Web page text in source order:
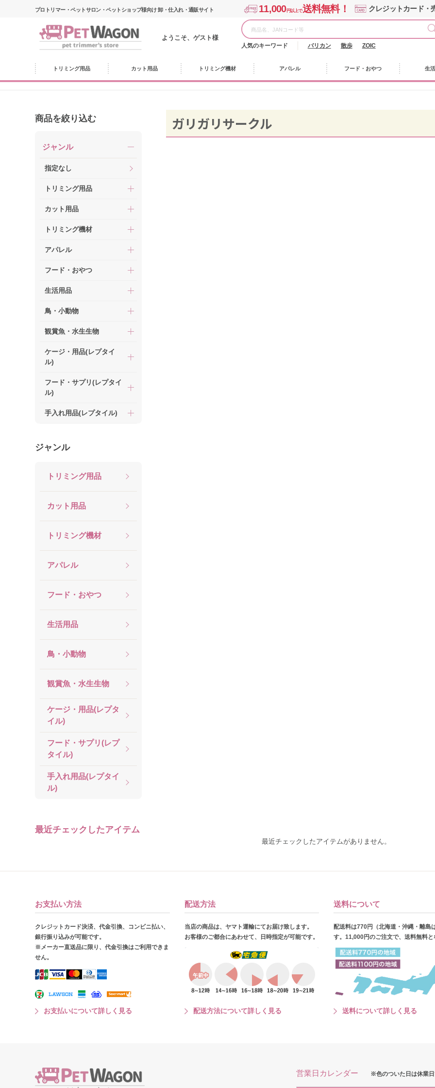
プロトリマー・ペットサロン・ペットショップ様向け 卸・仕入れ・通販サイト 11,000円以上で送料無料！ クレジットカード・
ようこそ、ゲスト様
人気のキーワード バリカン 散歩 ZOIC
トリミング用品 カット用品 トリミング機材 アパレル フード・おやつ 生
商品を絞り込む
ジャンル
指定なし
トリミング用品
カット用品
トリミング機材
アパレル
フード・おやつ
生活用品
鳥・小動物
観賞魚・水生生物
ケージ・用品(レプタイ
ル)
フード・サプリ(レプタイ
ル)
手入れ用品(レプタイル)
ジャンル
トリミング用品
カット用品
トリミング機材
アパレル
フード・おやつ
生活用品
鳥・小動物
観賞魚・水生生物
ケージ・用品(レプタ
イル)
フード・サプリ(レプ
タイル)
手入れ用品(レプタイ
ル)
ガリガリサークル
最近チェックしたアイテム
最近チェックしたアイテムがありません。
お支払い方法
クレジットカード決済、代金引換、コンビニ払い、
銀行振り込みが可能です。
※メーカー直送品に限り、代金引換はご利用できま
せん。
お支払いについて詳しく見る
配送方法
当店の商品は、ヤマト運輸にてお届け致します。
お客様のご都合にあわせて、日時指定が可能です。
配送方法について詳しく見る
送料について
配送料は770円（北海道・沖縄・離島
す。11,000円のご注文で、送料無料と
送料について詳しく見る
営業日カレンダー ※色のついた日は休業日